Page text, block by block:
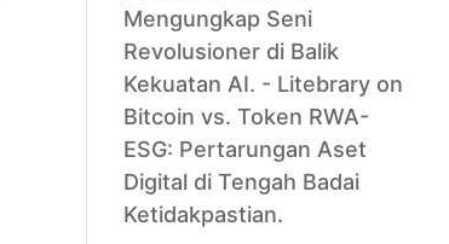
Mengungkap Seni
Revolusioner di Balik
Kekuatan AI. - Litebraryon
Bitcoin vs. Token RWA-
ESG: Pertarungan Aset
Digital di Tengah Badai
Ketidakpastian.